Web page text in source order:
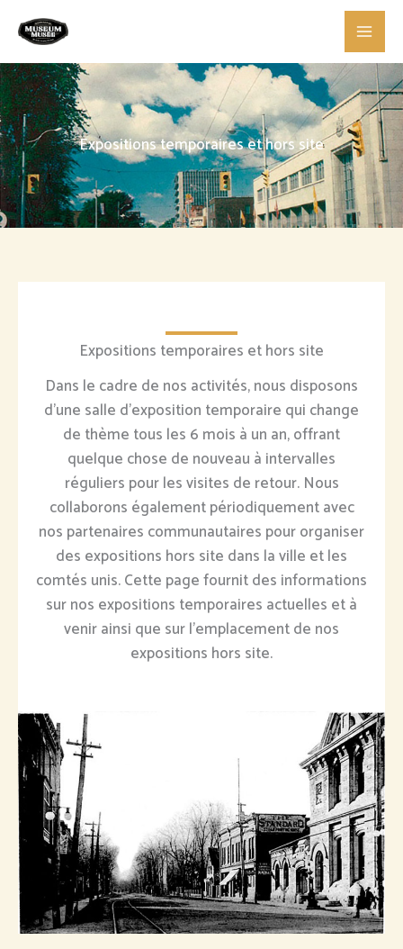
content
Expositions temporaires et hors site
Expositions temporaires et hors site
Dans le cadre de nos activités, nous disposons
d'une salle d'exposition temporaire qui change
de thème tous les 6 mois à un an, offrant
quelque chose de nouveau à intervalles
réguliers pour les visites de retour. Nous
collaborons également périodiquement avec
nos partenaires communautaires pour organiser
des expositions hors site dans la ville et les
comtés unis. Cette page fournit des informations
sur nos expositions temporaires actuelles et à
venir ainsi que sur l'emplacement de nos
expositions hors site.